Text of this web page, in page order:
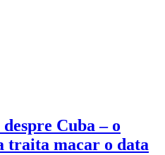
Cuba – o
traita macar o data